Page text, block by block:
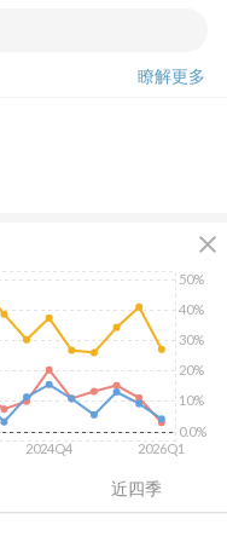
瞭解更多
close
近四季
2024Q4 2026Q1
0.0%
10%
20%
30%
40%
50%